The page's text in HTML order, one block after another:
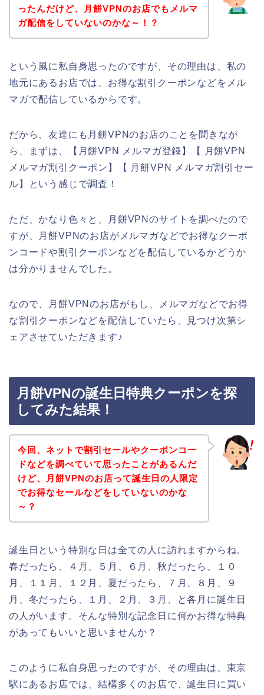
ったんだけど、月餅VPNのお店でもメルマ
ガ配信をしていないのかな～！？
という風に私自身思ったのですが、その理由は、私の
地元にあるお店では、お得な割引クーポンなどをメル
マガで配信しているからです。
だから、友達にも月餅VPNのお店のことを聞きなが
ら、まずは、【月餅VPN メルマガ登録】【 月餅VPN
メルマガ割引クーポン】【 月餅VPN メルマガ割引セー
ル】という感じで調査！
ただ、かなり色々と、月餅VPNのサイトを調べたので
すが、月餅VPNのお店がメルマガなどでお得なクーポ
ンコードや割引クーポンなどを配信しているかどうか
は分かりませんでした。
なので、月餅VPNのお店がもし、メルマガなどでお得
な割引クーポンなどを配信していたら、見つけ次第シ
ェアさせていただきます♪
月餅VPNの誕生日特典クーポンを探
してみた結果！
今回、ネットで割引セールやクーポンコー
ドなどを調べていて思ったことがあるんだ
けど、月餅VPNのお店って誕生日の人限定
でお得なセールなどをしていないのかな
～？
誕生日という特別な日は全ての人に訪れますからね。
春だったら、４月、５月、６月、秋だったら、１０
月、１１月、１２月、夏だったら、７月、８月、９
月、冬だったら、１月、２月、３月、と各月に誕生日
の人がいます。そんな特別な記念日に何かお得な特典
があってもいいと思いませんか？
このように私自身思ったのですが、その理由は、東京
駅にあるお店では、結構多くのお店で、誕生日に買い